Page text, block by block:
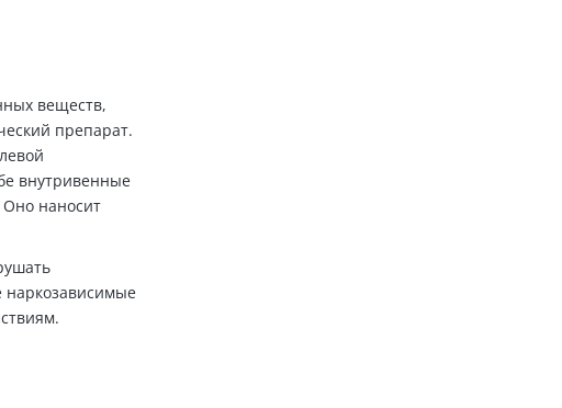
веществ,
препарат.
внутривенные
наносит
наркозависимые